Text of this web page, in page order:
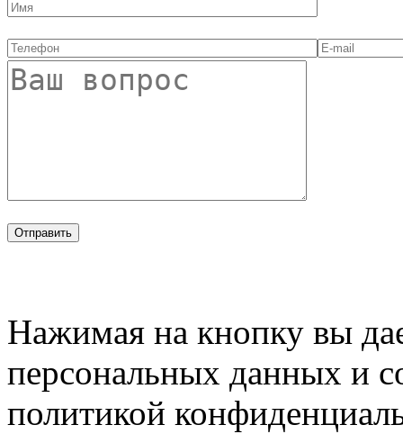
Нажимая на кнопку вы
персональных данных и
политикой